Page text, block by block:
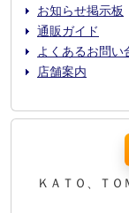
お知らせ掲示板
通販ガイド
よくあるお問い
店舗案内
ＫＡＴＯ、Ｔ